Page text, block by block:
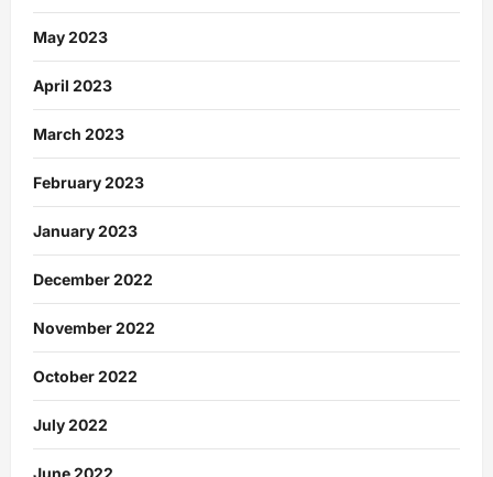
May 2023
April 2023
March 2023
February 2023
January 2023
December 2022
November 2022
October 2022
July 2022
June 2022